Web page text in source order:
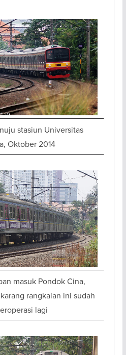
stasiun Universitas
Oktober 2014
masuk Pondok Cina,
rangkaian ini sudah
lagi